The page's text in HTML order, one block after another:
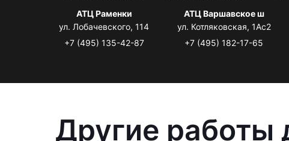
АТЦ Раменки
ул. Лобачевского, 114
+7 (495) 135-42-87
АТЦ Варшавское ш
ул. Котляковская, 1Ас2
+7 (495) 182-17-65
Другие работы